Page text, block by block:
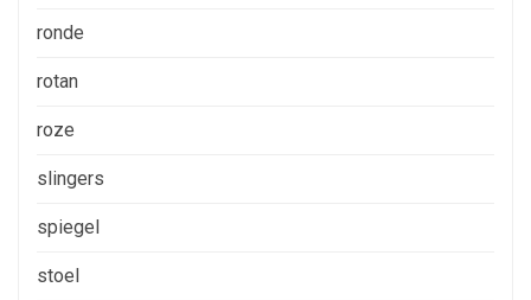
ronde
rotan
roze
slingers
spiegel
stoel